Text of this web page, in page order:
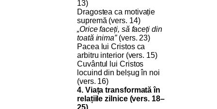
13)
Dragostea ca motivație
supremă (vers. 14)
„Orice faceți, să faceți din
toată inima”(vers. 23)
Pacea lui Cristos ca
arbitru interior (vers. 15)
Cuvântul lui Cristos
locuind din belșug în noi
(vers. 16)
4. Viața transformată în
relațiile zilnice (vers. 18–
25)